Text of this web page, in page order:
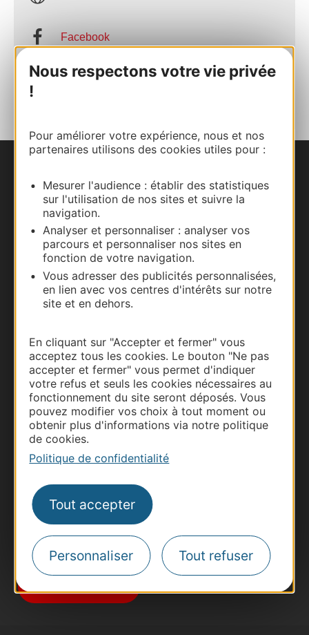
Nous respectons votre vie privée
!
Pour améliorer votre expérience, nous et nos
partenaires utilisons des cookies utiles pour :
Mesurer l'audience : établir des statistiques
sur l'utilisation de nos sites et suivre la
navigation.
Analyser et personnaliser : analyser vos
parcours et personnaliser nos sites en
fonction de votre navigation.
Vous adresser des publicités personnalisées,
en lien avec vos centres d'intérêts sur notre
site et en dehors.
En cliquant sur "Accepter et fermer" vous
acceptez tous les cookies. Le bouton "Ne pas
accepter et fermer" vous permet d'indiquer
votre refus et seuls les cookies nécessaires au
fonctionnement du site seront déposés. Vous
pouvez modifier vos choix à tout moment ou
obtenir plus d'informations via notre politique
de cookies.
Politique de confidentialité
Tout accepter
Personnaliser Tout refuser
Facebook
AJOUTER
Carte interactive
Documentation
Thermalisme
Business/Mice
Site presse et d'influence
Voyagistes
Destination Sport
Inscrivez-vous à la lettre d'information
Destination Occitanie pour recevoir des
suggestions de séjours, de visites et de sorties.